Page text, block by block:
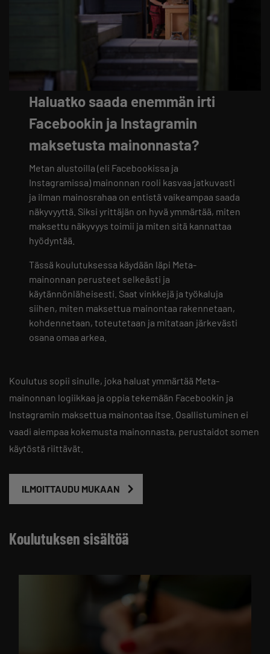
Haluatko saada enemmän irti
Facebookin ja Instagramin
maksetusta mainonnasta?
Metan alustoilla (eli Facebookissa ja
Instagramissa) mainonnan rooli kasvaa jatkuvasti
ja ilman mainosrahaa on entistä vaikeampaa saada
näkyvyyttä. Siksi yrittäjän on hyvä ymmärtää, miten
maksettu näkyvyys toimii ja miten sitä kannattaa
hyödyntää.
Tässä koulutuksessa käydään läpi Meta-
mainonnan perusteet selkeästi ja
käytännönläheisesti. Saat vinkkejä ja työkaluja
siihen, miten maksettua mainontaa rakennetaan,
kohdennetaan, toteutetaan ja mitataan järkevästi
osana omaa arkea.
Koulutus sopii sinulle, joka haluat ymmärtää Meta-
mainonnan logiikkaa ja oppia tekemään Facebookin ja
Instagramin maksettua mainontaa itse. Osallistuminen ei
vaadi aiempaa kokemusta mainonnasta, perustaidot somen
käytöstä riittävät.
ILMOITTAUDU MUKAAN
Koulutuksen sisältöä